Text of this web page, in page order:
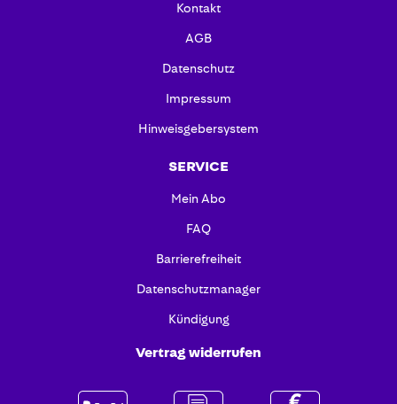
Kontakt
AGB
Datenschutz
Impressum
Hinweisgebersystem
SERVICE
Mein Abo
FAQ
Barrierefreiheit
Datenschutzmanager
Kündigung
Vertrag widerrufen